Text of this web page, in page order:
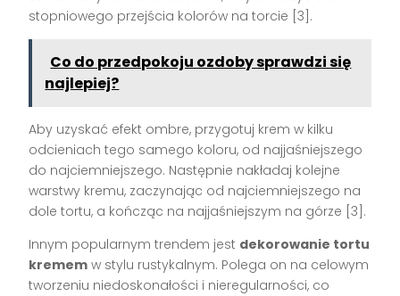
stopniowego przejścia kolorów na torcie [3].
Co do przedpokoju ozdoby sprawdzi się
najlepiej?
Aby uzyskać efekt ombre, przygotuj krem w kilku
odcieniach tego samego koloru, od najjaśniejszego
do najciemniejszego. Następnie nakładaj kolejne
warstwy kremu, zaczynając od najciemniejszego na
dole tortu, a kończąc na najjaśniejszym na górze [3].
Innym popularnym trendem jest dekorowanie tortu
kremem w stylu rustykalnym. Polega on na celowym
tworzeniu niedoskonałości i nieregularności, co